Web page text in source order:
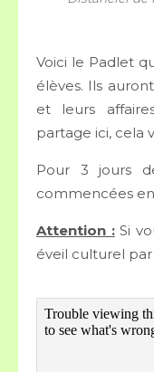
Voici le Padlet
élèves. Ils
et leurs
partage ici, cela
Pour 3 jours
commencées en
Attention :Si
éveil culturel